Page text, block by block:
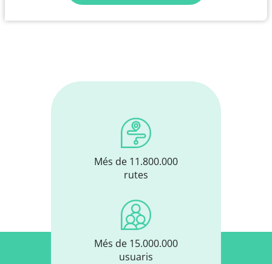
Més de 11.800.000
rutes
Més de 15.000.000
usuaris